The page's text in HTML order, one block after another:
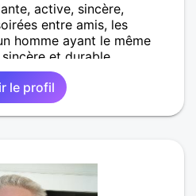
active, sincère,
entre amis, les
homme ayant le même
et durable.
le profil